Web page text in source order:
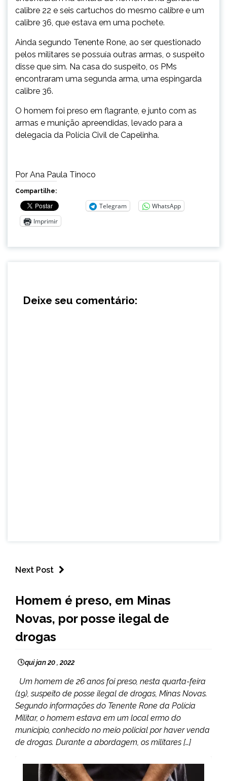
calibre 22 e seis cartuchos do mesmo calibre e um
calibre 36, que estava em uma pochete.
Ainda segundo Tenente Rone, ao ser questionado
pelos militares se possuía outras armas, o suspeito
disse que sim. Na casa do suspeito, os PMs
encontraram uma segunda arma, uma espingarda
calibre 36.
O homem foi preso em flagrante, e junto com as
armas e munição apreendidas, levado para a
delegacia da Polícia Civil de Capelinha.
Por Ana Paula Tinoco
Compartilhe:
Telegram
WhatsApp
Imprimir
Deixe seu comentário:
Next Post
MINAS
GERAIS
Homem é preso, em Minas
Novas, por posse ilegal de
drogas
qui jan 20 , 2022
Um homem de 26 anos foi preso, nesta quarta-feira
(19), suspeito de posse ilegal de drogas, Minas Novas.
Segundo informações do Tenente Rone da Polícia
Militar, o homem estava em um local ermo do
município, conhecido no meio policial por haver venda
de drogas. Durante a abordagem, os militares […]